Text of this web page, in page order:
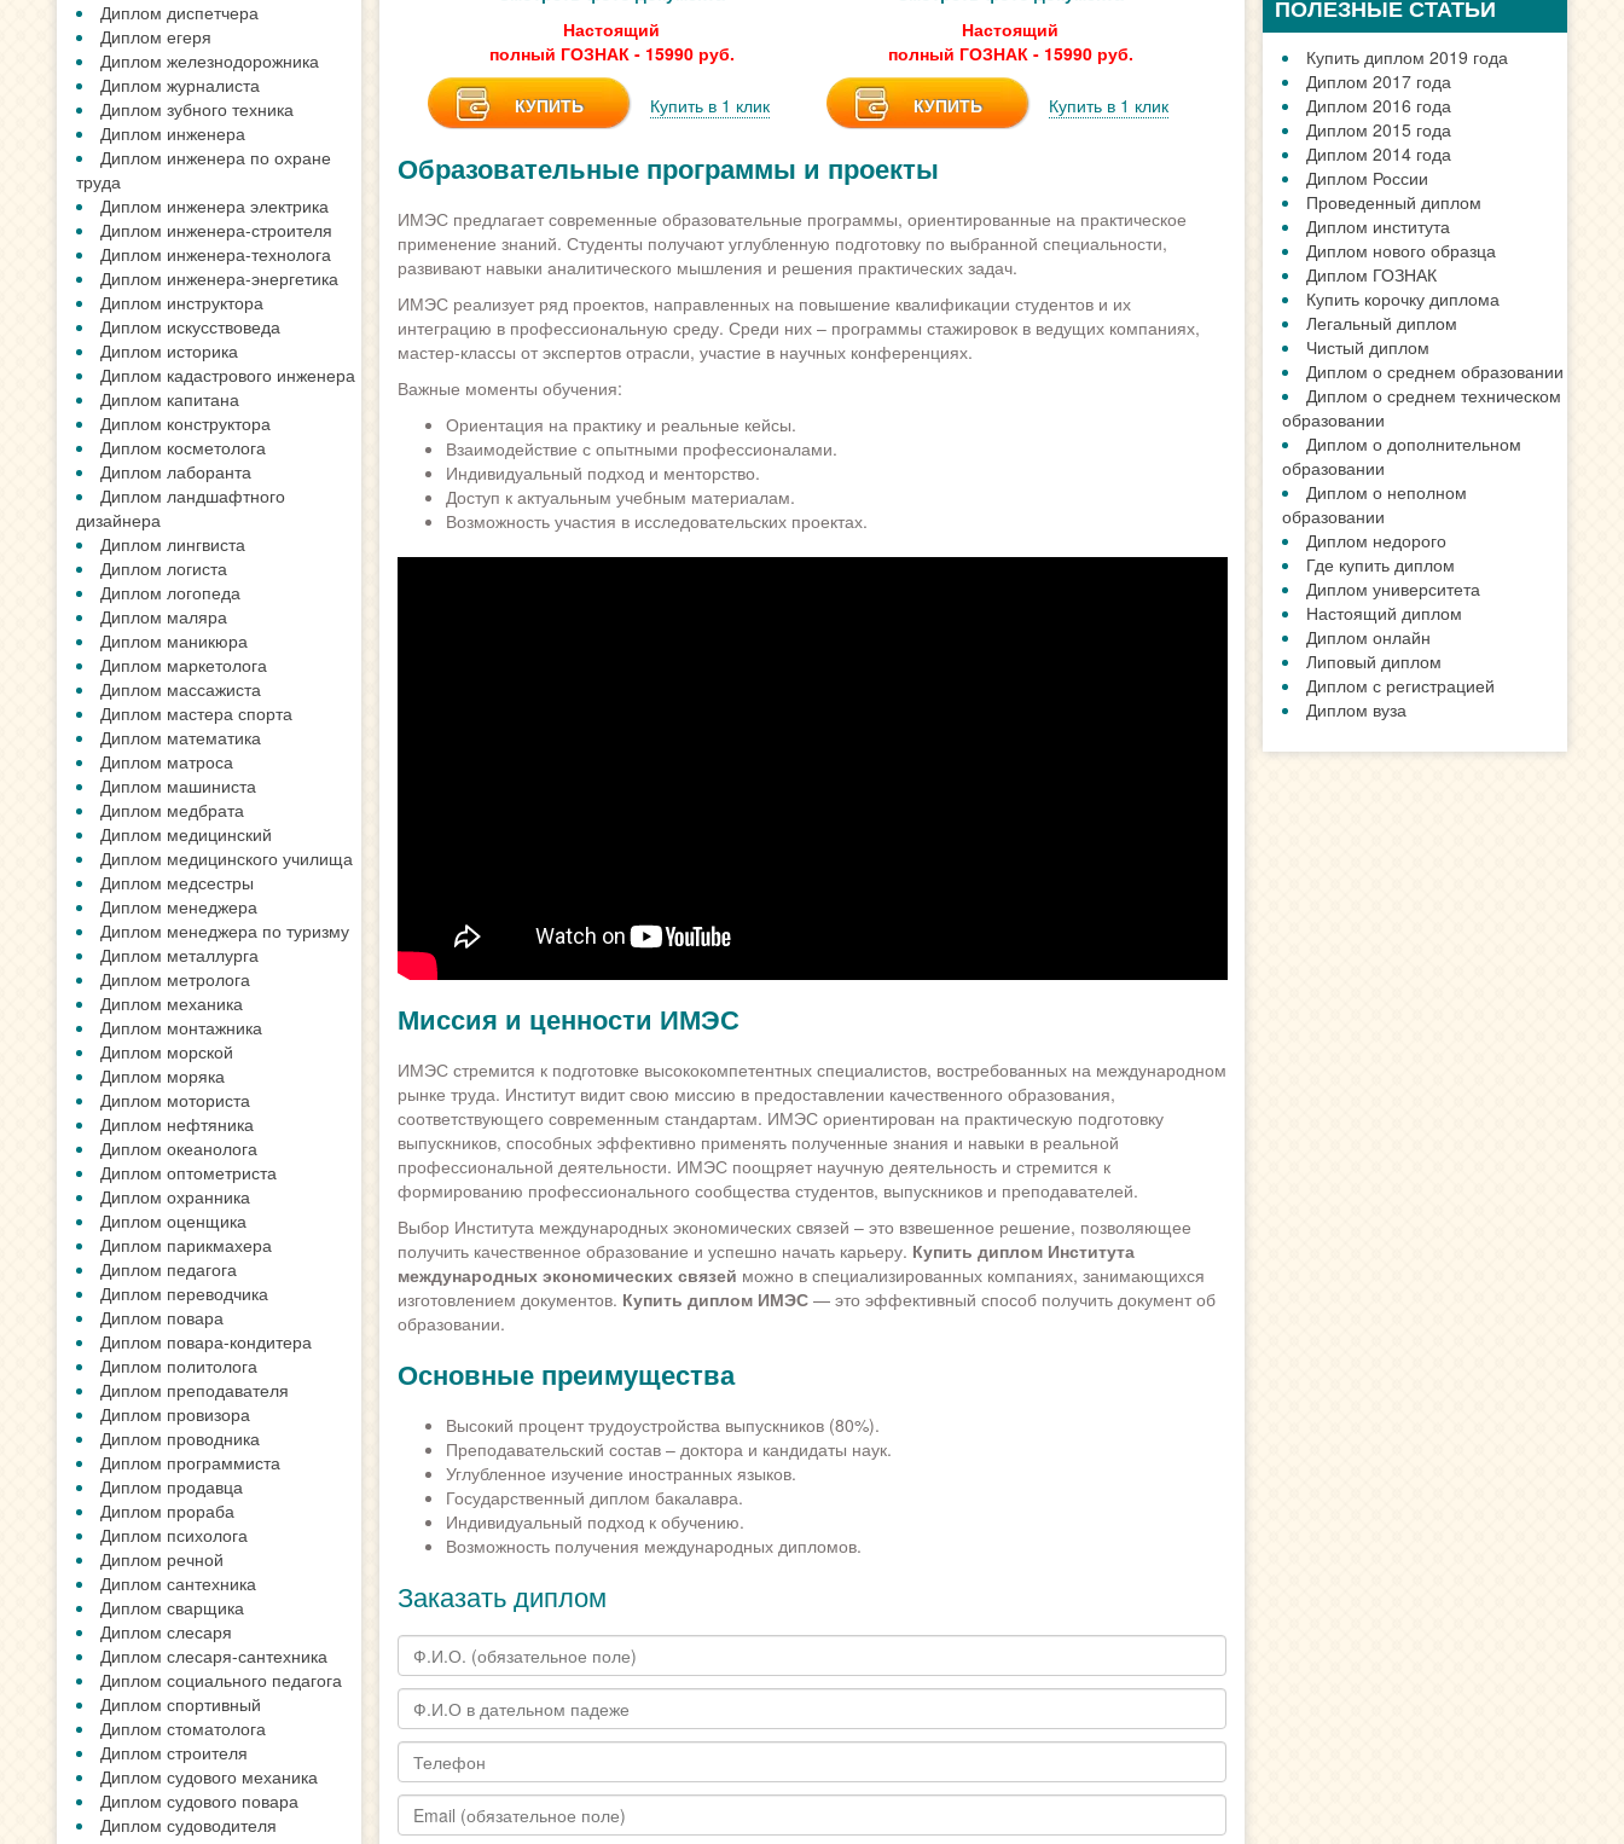
Диплом диспетчера
Диплом егеря
Диплом железнодорожника
Диплом журналиста
Диплом зубного техника
Диплом инженера
Диплом инженера по охране
труда
Диплом инженера электрика
Диплом инженера-строителя
Диплом инженера-технолога
Диплом инженера-энергетика
Диплом инструктора
Диплом искусствоведа
Диплом историка
Диплом кадастрового инженера
Диплом капитана
Диплом конструктора
Диплом косметолога
Диплом лаборанта
Диплом ландшафтного
дизайнера
Диплом лингвиста
Диплом логиста
Диплом логопеда
Диплом маляра
Диплом маникюра
Диплом маркетолога
Диплом массажиста
Диплом мастера спорта
Диплом математика
Диплом матроса
Диплом машиниста
Диплом медбрата
Диплом медицинский
Диплом медицинского училища
Диплом медсестры
Диплом менеджера
Диплом менеджера по туризму
Диплом металлурга
Диплом метролога
Диплом механика
Диплом монтажника
Диплом морской
Диплом моряка
Диплом моториста
Диплом нефтяника
Диплом океанолога
Диплом оптометриста
Диплом охранника
Диплом оценщика
Диплом парикмахера
Диплом педагога
Диплом переводчика
Диплом повара
Диплом повара-кондитера
Диплом политолога
Диплом преподавателя
Диплом провизора
Диплом проводника
Диплом программиста
Диплом продавца
Диплом прораба
Диплом психолога
Диплом речной
Диплом сантехника
Диплом сварщика
Диплом слесаря
Диплом слесаря-сантехника
Диплом социального педагога
Диплом спортивный
Диплом стоматолога
Диплом строителя
Диплом судового механика
Диплом судового повара
Диплом судоводителя
Настоящий
полный ГОЗНАК - 15990 руб.
КУПИТЬ Купить в 1 клик
Настоящий
полный ГОЗНАК - 15990 руб.
КУПИТЬ Купить в 1 клик
Образовательные программы и проекты
ИМЭС предлагает современные образовательные программы, ориентированные на практическое
применение знаний. Студенты получают углубленную подготовку по выбранной специальности,
развивают навыки аналитического мышления и решения практических задач.
ИМЭС реализует ряд проектов, направленных на повышение квалификации студентов и их
интеграцию в профессиональную среду. Среди них – программы стажировок в ведущих компаниях,
мастер-классы от экспертов отрасли, участие в научных конференциях.
Важные моменты обучения:
Ориентация на практику и реальные кейсы.
Взаимодействие с опытными профессионалами.
Индивидуальный подход и менторство.
Доступ к актуальным учебным материалам.
Возможность участия в исследовательских проектах.
Миссия и ценности ИМЭС
ИМЭС стремится к подготовке высококомпетентных специалистов, востребованных на международном
рынке труда. Институт видит свою миссию в предоставлении качественного образования,
соответствующего современным стандартам. ИМЭС ориентирован на практическую подготовку
выпускников, способных эффективно применять полученные знания и навыки в реальной
профессиональной деятельности. ИМЭС поощряет научную деятельность и стремится к
формированию профессионального сообщества студентов, выпускников и преподавателей.
Выбор Института международных экономических связей – это взвешенное решение, позволяющее
получить качественное образование и успешно начать карьеру. Купить диплом Института
международных экономических связей можно в специализированных компаниях, занимающихся
изготовлением документов. Купить диплом ИМЭС— это эффективный способ получить документ об
образовании.
Основные преимущества
Высокий процент трудоустройства выпускников (80%).
Преподавательский состав – доктора и кандидаты наук.
Углубленное изучение иностранных языков.
Государственный диплом бакалавра.
Индивидуальный подход к обучению.
Возможность получения международных дипломов.
Заказать диплом
ПОЛЕЗНЫЕ СТАТЬИ
Купить диплом 2019 года
Диплом 2017 года
Диплом 2016 года
Диплом 2015 года
Диплом 2014 года
Диплом России
Проведенный диплом
Диплом института
Диплом нового образца
Диплом ГОЗНАК
Купить корочку диплома
Легальный диплом
Чистый диплом
Диплом о среднем образовании
Диплом о среднем техническом
образовании
Диплом о дополнительном
образовании
Диплом о неполном
образовании
Диплом недорого
Где купить диплом
Диплом университета
Настоящий диплом
Диплом онлайн
Липовый диплом
Диплом с регистрацией
Диплом вуза